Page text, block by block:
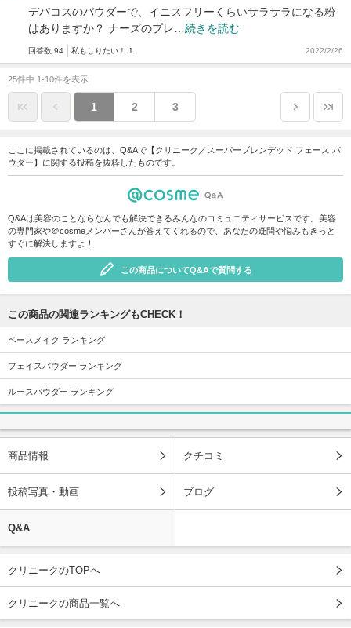
デパコスのパウダーで、イニスフリーくらいサラサラになる粉
はありますか？ ナーズのプレ… 続きを読む
回答数 94 私もしりたい！ 1 2022/2/26
25件中 1-10件を表示
1 2 3
ここに掲載されているのは、Q&Aで【クリニーク／スーパーブレンデッド フェース パ
ウダー】に関する投稿を抜粋したものです。
Q&Aは美容のことならなんでも解決できるみんなのコミュニティサービスです。美容
の専門家や＠cosmeメンバーさんが答えてくれるので、あなたの疑問や悩みもきっと
すぐに解決しますよ！
この商品についてQ&Aで質問する
この商品の関連ランキングもCHECK！
ベースメイク ランキング
フェイスパウダー ランキング
ルースパウダー ランキング
商品情報 クチコミ
投稿写真・動画 ブログ
Q&A
クリニークのTOPへ
クリニークの商品一覧へ